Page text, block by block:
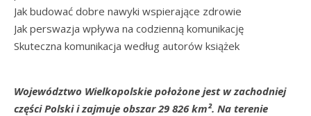
Jak budować dobre nawyki wspierające zdrowie
Jak perswazja wpływa na codzienną komunikację
Skuteczna komunikacja według autorów książek
Województwo Wielkopolskie położone jest w zachodniej
części Polski i zajmuje obszar 29 826 km². Na terenie